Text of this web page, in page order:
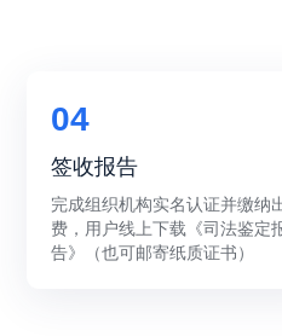
04
签收报告
完成组织机构实名认证并缴纳
费，用户线上下载《司法鉴定
告》（也可邮寄纸质证书）